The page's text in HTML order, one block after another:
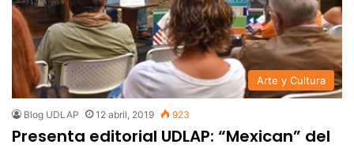
Arte y Cultura
Blog UDLAP 12 abril, 2019 923
Presenta editorial UDLAP: “Mexican” del